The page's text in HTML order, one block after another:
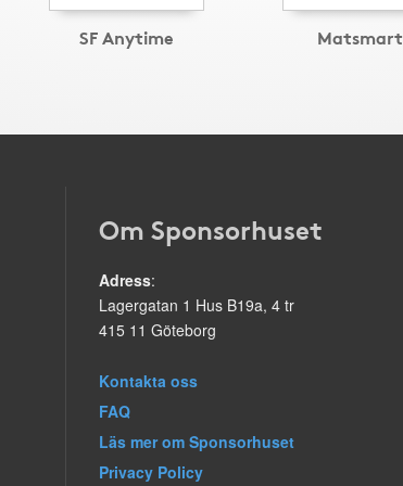
SF Anytime Matsmart
Om Sponsorhuset
Adress:
Lagergatan 1 Hus B19a, 4 tr
415 11 Göteborg
Kontakta oss
FAQ
Läs mer om Sponsorhuset
Privacy Policy